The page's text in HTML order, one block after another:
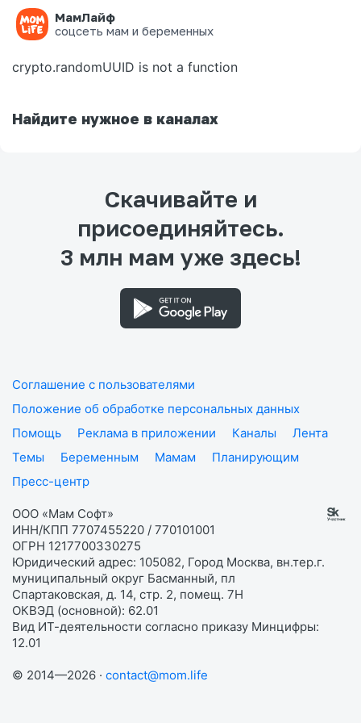
МамЛайф
соцсеть мам и беременных
Ошибка на странице
crypto.randomUUID is not a function
Найдите нужное в каналах
Скачивайте и
присоединяйтесь.
3 млн мам уже здесь!
Соглашение с пользователями
Положение об обработке персональных данных
Помощь
Реклама в приложении Каналы
Лента
Темы
Беременным Мамам
Планирующим
Пресс-центр
ООО «Мам Софт»
ИНН/КПП 7707455220 / 770101001
ОГРН 1217700330275
Юридический адрес: 105082, Город Москва, вн.тер.г.
муниципальный округ Басманный, пл
Спартаковская, д. 14, стр. 2, помещ. 7Н
ОКВЭД (основной): 62.01
Вид ИТ-деятельности согласно приказу Минцифры:
12.01
© 2014—2026 · contact@mom.life